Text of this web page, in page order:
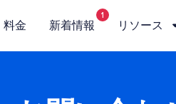
料金 新着情報
1
リソース